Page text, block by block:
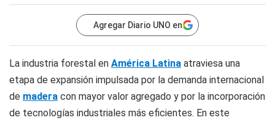
Agregar Diario UNO en
La industria forestal en América Latina atraviesa una
etapa de expansión impulsada por la demanda internacional
de madera con mayor valor agregado y por la incorporación
de tecnologías industriales más eficientes. En este